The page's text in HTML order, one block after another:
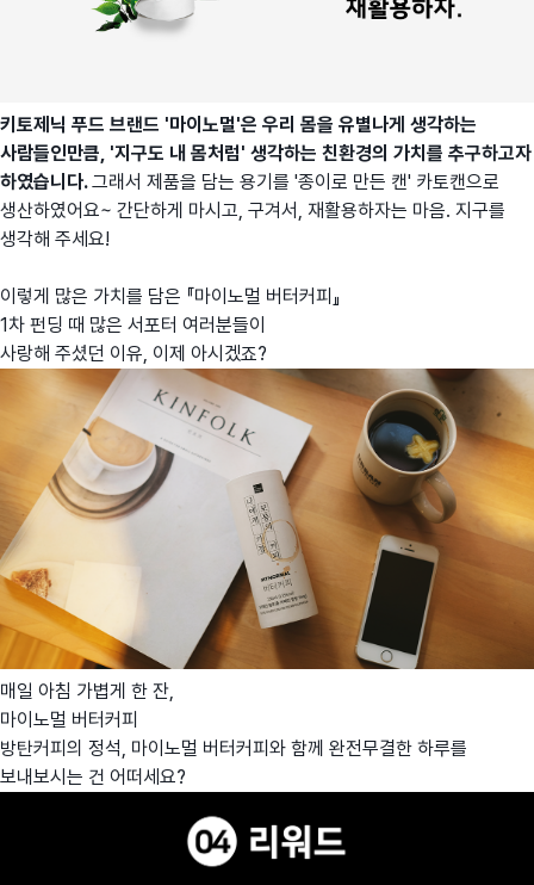
키토제닉 푸드 브랜드 '마이노멀'은 우리 몸을 유별나게 생각하는
사람들인만큼, '지구도 내 몸처럼' 생각하는 친환경의 가치를 추구하고자
하였습니다.그래서 제품을 담는 용기를 '종이로 만든 캔' 카토캔으로
생산하였어요~ 간단하게 마시고, 구겨서, 재활용하자는 마음. 지구를
생각해 주세요!
이렇게 많은 가치를 담은 『마이노멀 버터커피』
1차 펀딩 때 많은 서포터 여러분들이
사랑해 주셨던 이유, 이제 아시겠죠?
매일 아침 가볍게 한 잔,
마이노멀 버터커피
방탄커피의 정석, 마이노멀 버터커피와 함께 완전무결한 하루를
보내보시는 건 어떠세요?